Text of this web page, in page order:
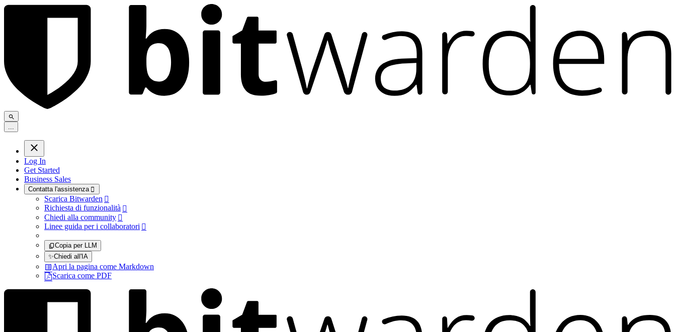
Log In
Get Started
Business Sales
Contatta l'assistenza 
Scarica Bitwarden 
Richiesta di funzionalità 
Chiedi alla community 
Linee guida per i collaboratori 
Copia per LLM
✨Chiedi all'IA
Apri la pagina come Markdown
Scarica come PDF